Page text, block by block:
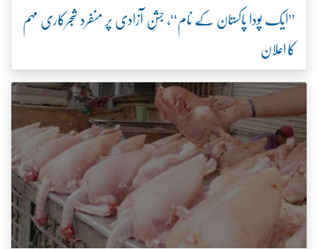
’’ایک پودا پاکستان کے نام‘‘، جشنِ آزادی پر منفرد شجرکاری مہم
کا اعلان